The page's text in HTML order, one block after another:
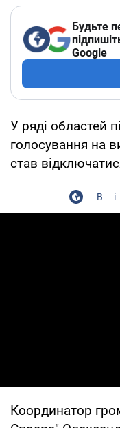
Будьте
Google
У ряді областей
голосування на
став
Координатор